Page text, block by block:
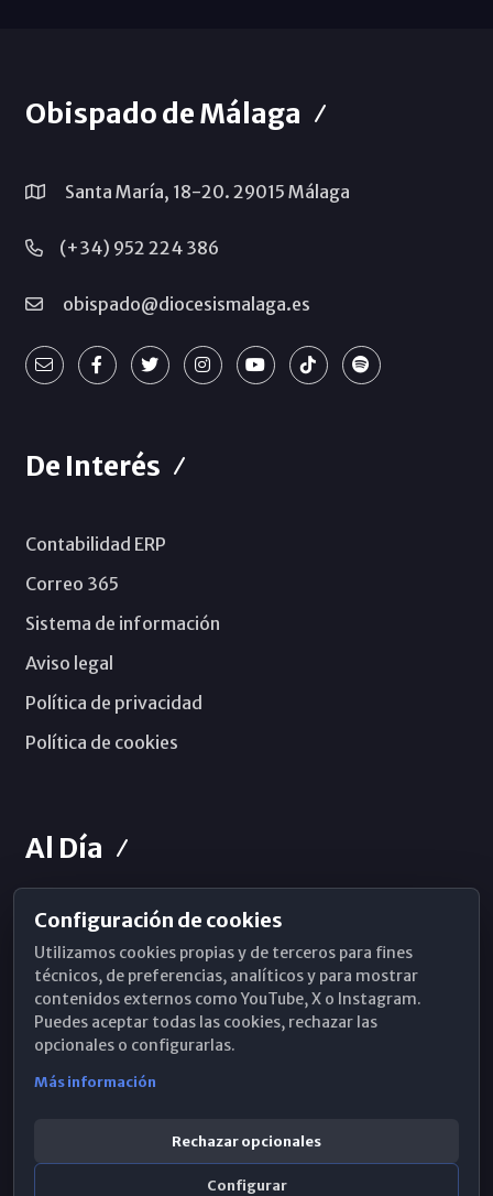
Obispado de Málaga
Santa María, 18-20. 29015 Málaga
(+34) 952 224 386
obispado@diocesismalaga.es
De Interés
Contabilidad ERP
Correo 365
Sistema de información
Aviso legal
Política de privacidad
Política de cookies
Al Día
Horarios de Misa
Hemeroteca
WhatsApp
Configuración de cookies
Utilizamos cookies propias y de terceros para fines
técnicos, de preferencias, analíticos y para mostrar
contenidos externos como YouTube, X o Instagram.
Puedes aceptar todas las cookies, rechazar las
opcionales o configurarlas.
Más información
Rechazar opcionales
Configurar